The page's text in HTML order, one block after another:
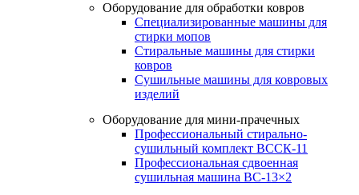
Оборудование для обработки ковров
Специализированные машины для
стирки мопов
Стиральные машины для стирки
ковров
Сушильные машины для ковровых
изделий
Оборудование для мини-прачечных
Профессиональный стирально-
сушильный комплект ВССК-11
Профессиональная сдвоенная
сушильная машина ВС-13×2